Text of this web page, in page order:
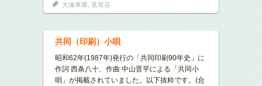
大塚車庫 茗荷谷
共同（印刷）小唄
昭和62年(1987年)発行の「共同印刷90年史」に
作詞 西条八十、作曲 中山晋平による「共同小
唄」が掲載されていました。以下抜粋です。(合